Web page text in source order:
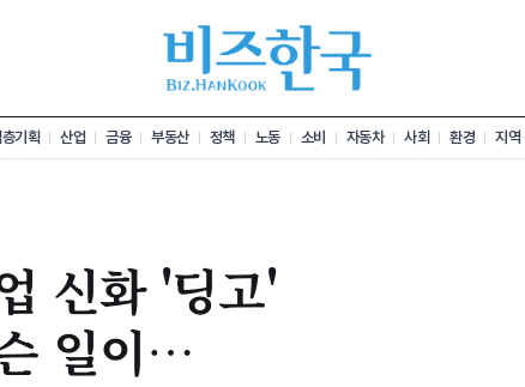
기획 산업 금융 부동산 정책 노동 소비 자동차 사회 환경 지역
신화 '딩고'
일이…